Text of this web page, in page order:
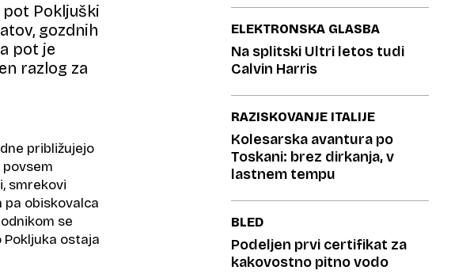
pot Pokljuški
gozdnih
pot je
razlog za
približujejo
smrekovi
obiskovalca
se
ostaja
ELEKTRONSKA GLASBA
Na splitski Ultri letos tudi
Calvin Harris
RAZISKOVANJE ITALIJE
Kolesarska avantura po
Toskani: brez dirkanja, v
lastnem tempu
BLED
Podeljen prvi certifikat za
kakovostno pitno vodo